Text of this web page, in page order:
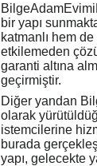
bir yapı
katmanlı hem
etkilemeden
garanti altına
geçirmiştir.
Diğer yandan
olarak
istemcilerine
burada
yapı, gelecekte